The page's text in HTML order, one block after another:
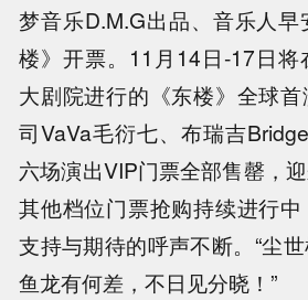
梦音乐D.M.G出品、音乐人
楼》开票。11月14日-17日将
大剧院进行的《东楼》全球
司VaVa毛衍七、布瑞吉
六场演出VIP门票全部售罄，
其他档位门票抢购持续进行中
支持与期待的呼声不断。“尘
鱼龙有何差，不日见分晓！”